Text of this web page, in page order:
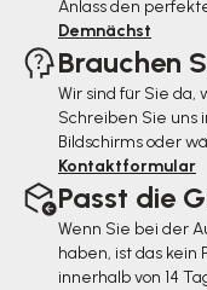
Anlass den
Demnächst
Brauchen
Wir sind für Sie
Schreiben Sie uns
Bildschirms oder
Kontaktformular
Passt die
Wenn Sie bei der
haben, ist das kein
innerhalb von 14